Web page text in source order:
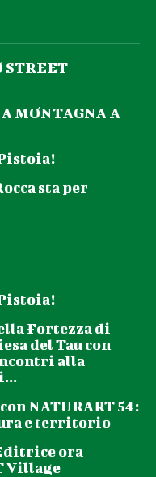
STREET
MONTAGNA A
sta per
Fortezza di
del Tau con
alla
NATURART 54:
e territorio
ora
Village